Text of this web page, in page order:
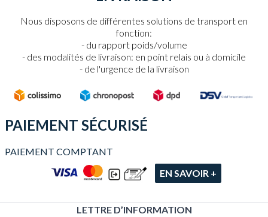
Nous disposons de différentes solutions de transport en
fonction:
du rapport poids/volume
des modalités de livraison: en point relais ou à domicile
de l'urgence de la livraison
PAIEMENT SÉCURISÉ
PAIEMENT COMPTANT
EN SAVOIR +
LETTRE D’INFORMATION